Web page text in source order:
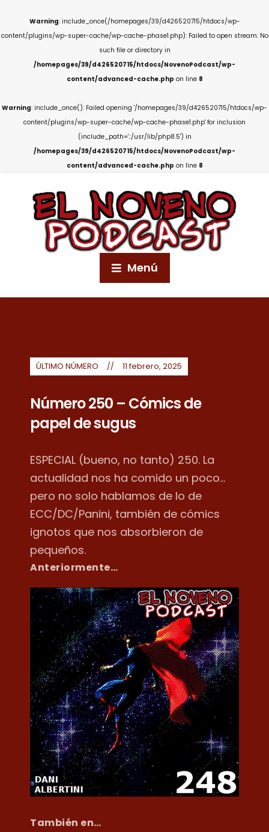
Warning: include_once(/homepages/39/d426520715/htdocs/wp-
content/plugins/wp-super-cache/wp-cache-phase1.php): Failed to open stream: No
such file or directory in
/homepages/39/d426520715/htdocs/NovenoPodcast/wp-
content/advanced-cache.php on line 8
Warning: include_once(): Failed opening '/homepages/39/d426520715/htdocs/wp-
content/plugins/wp-super-cache/wp-cache-phase1.php' for inclusion
(include_path='.:/usr/lib/php8.5') in
/homepages/39/d426520715/htdocs/NovenoPodcast/wp-
content/advanced-cache.php on line 8
Menú
ÚLTIMO NÚMERO 11 febrero, 2025
Número 250 – Cómics de
papel de sugus
ESPECIAL (bueno, no tanto) 250. La
actualidad nos ha comido un poco...
pero no solo hablamos de lo de
ECC/DC/Panini, también de cómics
ignotos que nos absorbieron de
pequeños.
Anteriormente…
También en…